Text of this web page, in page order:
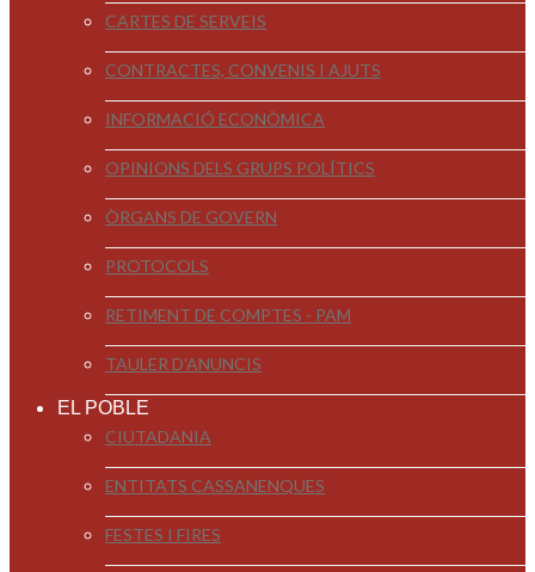
CARTES DE SERVEIS
CONTRACTES, CONVENIS I AJUTS
INFORMACIÓ ECONÒMICA
OPINIONS DELS GRUPS POLÍTICS
ÒRGANS DE GOVERN
PROTOCOLS
RETIMENT DE COMPTES - PAM
TAULER D'ANUNCIS
EL POBLE
CIUTADANIA
ENTITATS CASSANENQUES
FESTES I FIRES